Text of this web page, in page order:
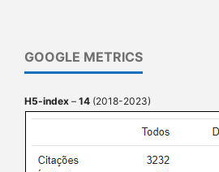
GOOGLE METRICS
H5-index – 14 (2018-2023)